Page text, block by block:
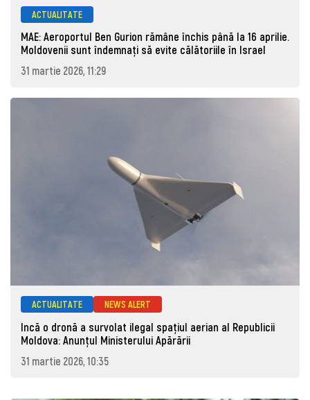
ACTUALITATE
MAE: Aeroportul Ben Gurion rămâne închis până la 16 aprilie.
Moldovenii sunt îndemnați să evite călătoriile în Israel
31 martie 2026, 11:29
ACTUALITATE NEWS ALERT
Incă o dronă a survolat ilegal spațiul aerian al Republicii
Moldova: Anunţul Ministerului Apărării
31 martie 2026, 10:35